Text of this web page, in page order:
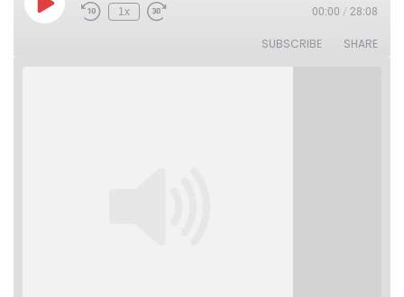
Play
Episode
Rewind
1x
Fast
00:00 / 28:08
SUBSCRIBE SHARE